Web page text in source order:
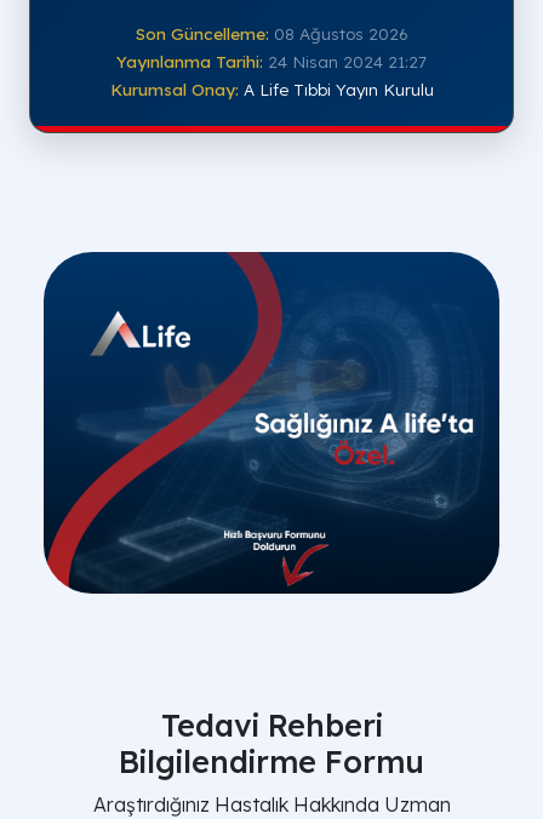
Son Güncelleme: 08 Ağustos 2026
Yayınlanma Tarihi: 24 Nisan 2024 21:27
Kurumsal Onay: A Life Tıbbi Yayın Kurulu
Tedavi Rehberi
Bilgilendirme Formu
Araştırdığınız Hastalık Hakkında Uzman